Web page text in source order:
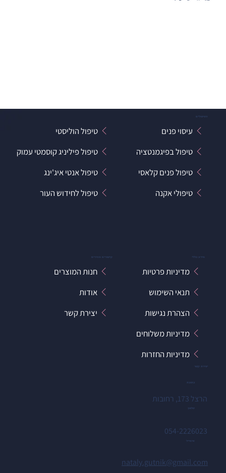
קישורים מהירים
חנות המוצרים
אודות
יצירת קשר
מידע כללי
מדיניות פרטיות
תנאי השימוש
הצהרת נגישות
מדיניות משלוחים
מדיניות החזרות
הטיפולים
עיסוי פנים
טיפול הוליסטי
טיפול בפיגמנטציה
טיפול פיליניג קוסמטי עמוק
טיפול פנים קלאסי
טיפול אנטי איג'ינג
טיפולי אקנה
טיפול לחידוש העור
יצירת קשר
כתובת
הרצל 173, רחובות
טלפון
054-2226023
אימייל
nataly.gutnik@gmail.com